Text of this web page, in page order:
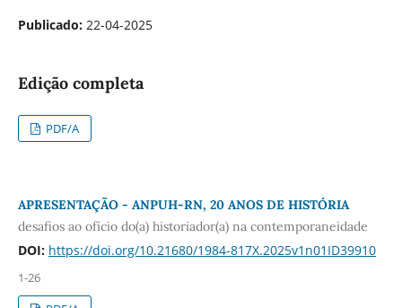
Publicado: 22-04-2025
Edição completa
PDF/A
APRESENTAÇÃO - ANPUH-RN, 20 ANOS DE HISTÓRIA
desafios ao ofício do(a) historiador(a) na contemporaneidade
DOI: https://doi.org/10.21680/1984-817X.2025v1n01ID39910
1-26